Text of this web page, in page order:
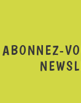
ABONNEZ-